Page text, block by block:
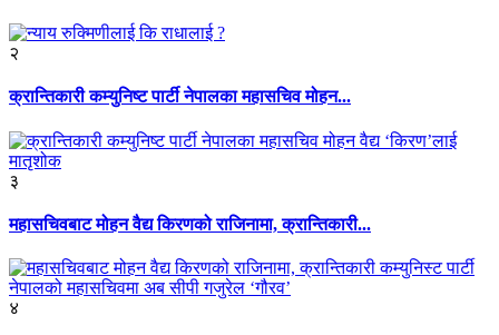
२
क्रान्तिकारी कम्युनिष्ट पार्टी नेपालका महासचिव मोहन...
३
महासचिवबाट मोहन वैद्य किरणको राजिनामा, क्रान्तिकारी...
४